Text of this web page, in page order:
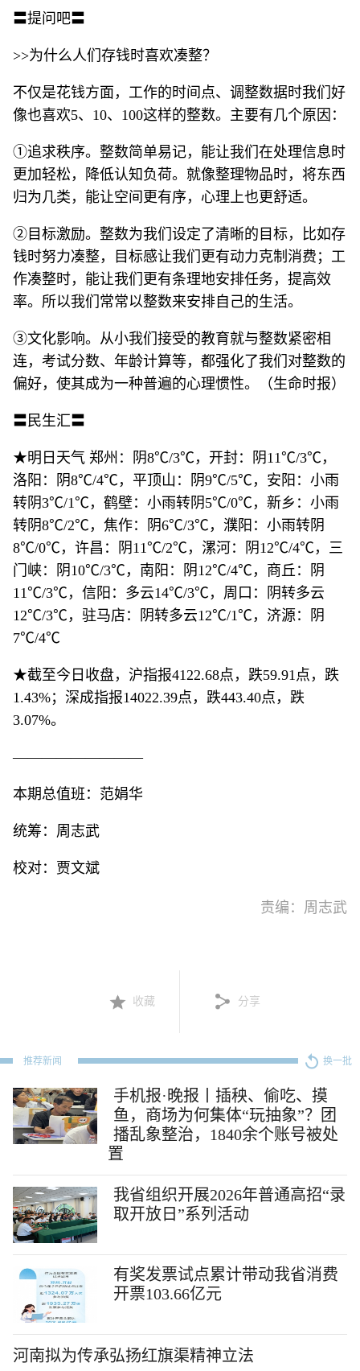
〓提问吧〓
>>为什么人们存钱时喜欢凑整？
不仅是花钱方面，工作的时间点、调整数据时我们好
像也喜欢5、10、100这样的整数。主要有几个原因：
①追求秩序。整数简单易记，能让我们在处理信息时
更加轻松，降低认知负荷。就像整理物品时，将东西
归为几类，能让空间更有序，心理上也更舒适。
②目标激励。整数为我们设定了清晰的目标，比如存
钱时努力凑整，目标感让我们更有动力克制消费；工
作凑整时，能让我们更有条理地安排任务，提高效
率。所以我们常常以整数来安排自己的生活。
③文化影响。从小我们接受的教育就与整数紧密相
连，考试分数、年龄计算等，都强化了我们对整数的
偏好，使其成为一种普遍的心理惯性。（生命时报）
〓民生汇〓
★明日天气 郑州：阴8℃/3℃，开封：阴11℃/3℃，
洛阳：阴8℃/4℃，平顶山：阴9℃/5℃，安阳：小雨
转阴3℃/1℃，鹤壁：小雨转阴5℃/0℃，新乡：小雨
转阴8℃/2℃，焦作：阴6℃/3℃，濮阳：小雨转阴
8℃/0℃，许昌：阴11℃/2℃，漯河：阴12℃/4℃，三
门峡：阴10℃/3℃，南阳：阴12℃/4℃，商丘：阴
11℃/3℃，信阳：多云14℃/3℃，周口：阴转多云
12℃/3℃，驻马店：阴转多云12℃/1℃，济源：阴
7℃/4℃
★截至今日收盘，沪指报4122.68点，跌59.91点，跌
1.43%；深成指报14022.39点，跌443.40点，跌
3.07%。
—————————
本期总值班：范娟华
统筹：周志武
校对：贾文斌
责编：周志武
收藏 分享
推荐新闻 换一批
手机报·晚报丨插秧、偷吃、摸
鱼，商场为何集体“玩抽象”？团
播乱象整治，1840余个账号被处
置
我省组织开展2026年普通高招“录
取开放日”系列活动
有奖发票试点累计带动我省消费
开票103.66亿元
河南拟为传承弘扬红旗渠精神立法